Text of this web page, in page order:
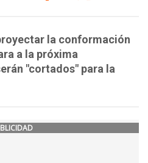
la conformación
a la próxima
"cortados" para la